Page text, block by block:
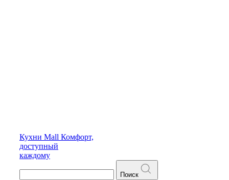
Кухни Mall Комфорт,
доступный
каждому
Поиск